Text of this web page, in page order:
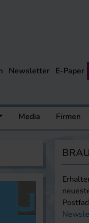
Newsletter E-Paper
Media Firmen